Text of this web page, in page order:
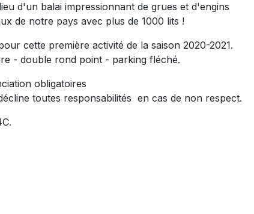
d'un balai impressionnant de grues et d'engins
de notre pays avec plus de 1000 lits !
cette première activité de la saison 2020-2021.
- double rond point - parking fléché.
obligatoires
toutes responsabilités en cas de non respect.